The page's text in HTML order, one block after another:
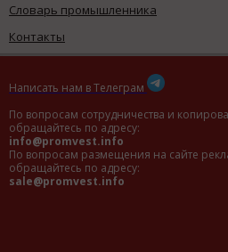
Словарь промышленника
Контакты
Написать нам в Телеграм
По вопросам сотрудничества и
обращайтесь по адресу:
info@promvest.info
По вопросам размещения на сайте
обращайтесь по адресу:
sale@promvest.info